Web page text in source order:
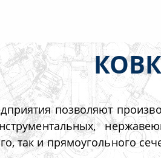
позволяют
так и прямоугольного